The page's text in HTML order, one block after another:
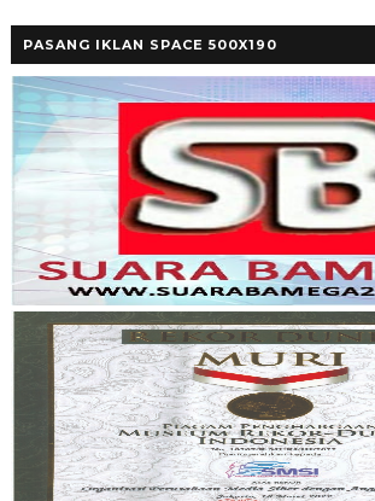
PASANG IKLAN SPACE 500X190